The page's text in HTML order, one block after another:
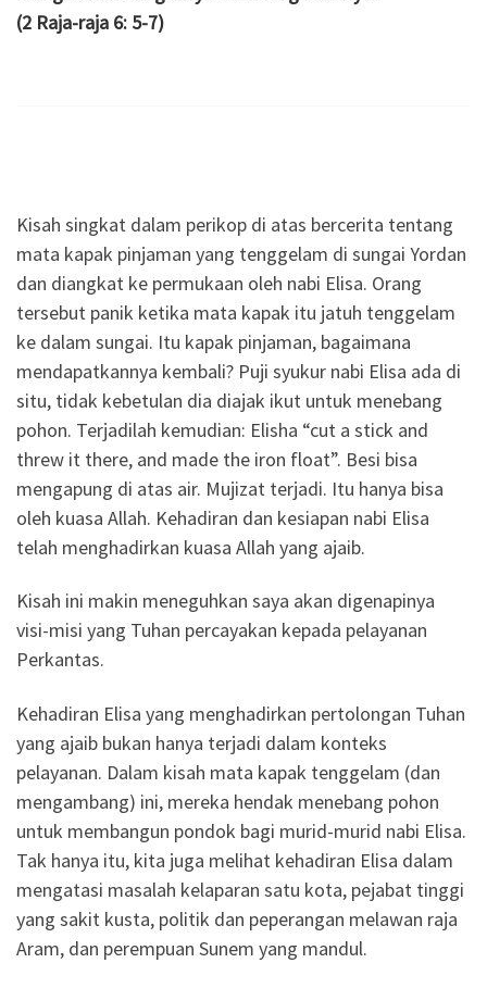
(2 Raja-raja 6: 5-7)
Kisah singkat dalam perikop di atas bercerita tentang
mata kapak pinjaman yang tenggelam di sungai Yordan
dan diangkat ke permukaan oleh nabi Elisa. Orang
tersebut panik ketika mata kapak itu jatuh tenggelam
ke dalam sungai. Itu kapak pinjaman, bagaimana
mendapatkannya kembali? Puji syukur nabi Elisa ada di
situ, tidak kebetulan dia diajak ikut untuk menebang
pohon. Terjadilah kemudian: Elisha “cut a stick and
threw it there, and made the iron float”. Besi bisa
mengapung di atas air. Mujizat terjadi. Itu hanya bisa
oleh kuasa Allah. Kehadiran dan kesiapan nabi Elisa
telah menghadirkan kuasa Allah yang ajaib.
Kisah ini makin meneguhkan saya akan digenapinya
visi-misi yang Tuhan percayakan kepada pelayanan
Perkantas.
Kehadiran Elisa yang menghadirkan pertolongan Tuhan
yang ajaib bukan hanya terjadi dalam konteks
pelayanan. Dalam kisah mata kapak tenggelam (dan
mengambang) ini, mereka hendak menebang pohon
untuk membangun pondok bagi murid-murid nabi Elisa.
Tak hanya itu, kita juga melihat kehadiran Elisa dalam
mengatasi masalah kelaparan satu kota, pejabat tinggi
yang sakit kusta, politik dan peperangan melawan raja
Aram, dan perempuan Sunem yang mandul.